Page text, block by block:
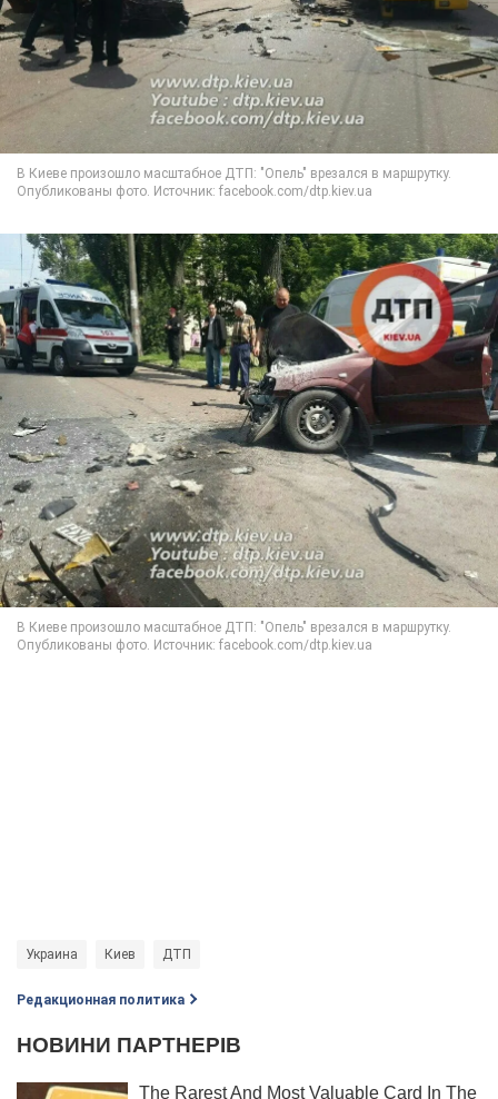
Украина Киев ДТП
Редакционная политика